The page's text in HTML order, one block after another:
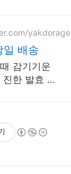
yakdorage
도라지청 당일 배송
한 발효 도